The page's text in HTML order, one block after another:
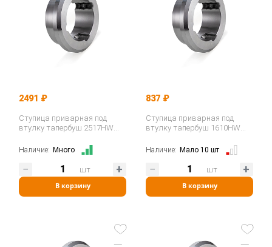
2491 ₽
Ступица приварная под
втулку тапербуш 2517HW
Наличие: Много
В корзину
шт
837 ₽
Ступица приварная под
втулку тапербуш 1610HW
Наличие: Мало 10 шт
В корзину
шт